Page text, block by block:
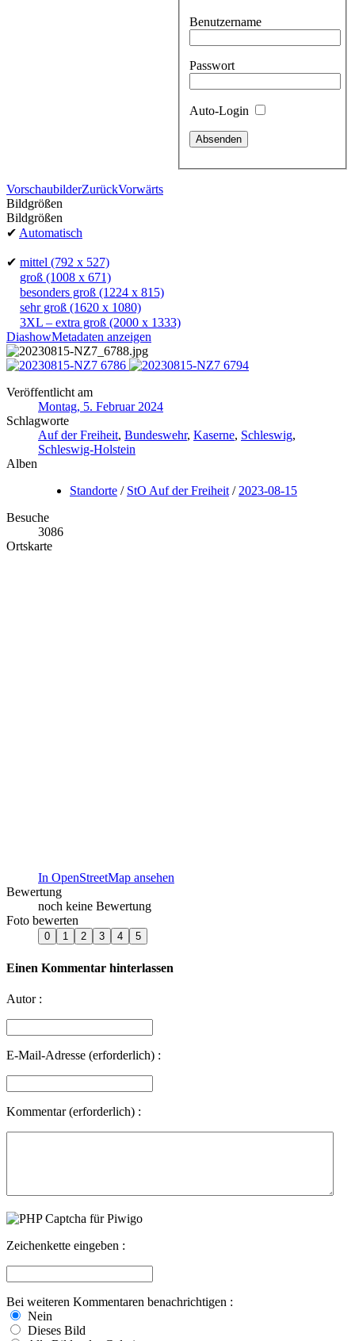
Benutzername
Passwort
Auto-Login
VorschaubilderZurückVorwärts
Bildgrößen
Bildgrößen
✔ Automatisch
✔ mittel (792 x 527)
groß (1008 x 671)
besonders groß (1224 x 815)
sehr groß (1620 x 1080)
3XL – extra groß (2000 x 1333)
DiashowMetadaten anzeigen
Veröffentlicht am
Montag, 5. Februar 2024
Schlagworte
Auf der Freiheit, Bundeswehr, Kaserne, Schleswig,
Schleswig-Holstein
Alben
Standorte / StO Auf der Freiheit / 2023-08-15
Besuche
3086
Ortskarte
In OpenStreetMap ansehen
Bewertung
noch keine Bewertung
Foto bewerten
Einen Kommentar hinterlassen
Autor :
E-Mail-Adresse (erforderlich) :
Kommentar (erforderlich) :
Zeichenkette eingeben :
Bei weiteren Kommentaren benachrichtigen :
Nein
Dieses Bild